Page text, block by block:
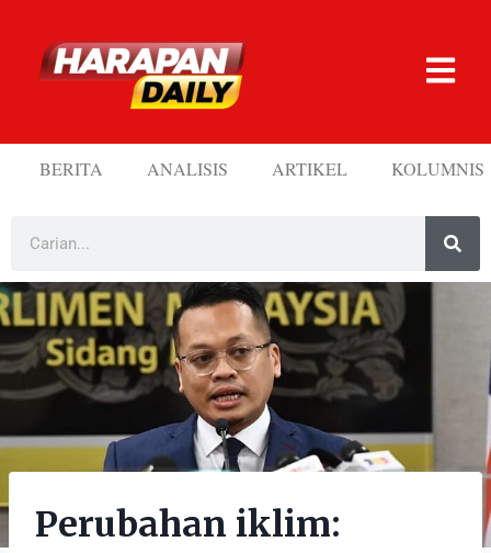
BERITA ANALISIS ARTIKEL KOLUMNIS
Perubahan iklim: